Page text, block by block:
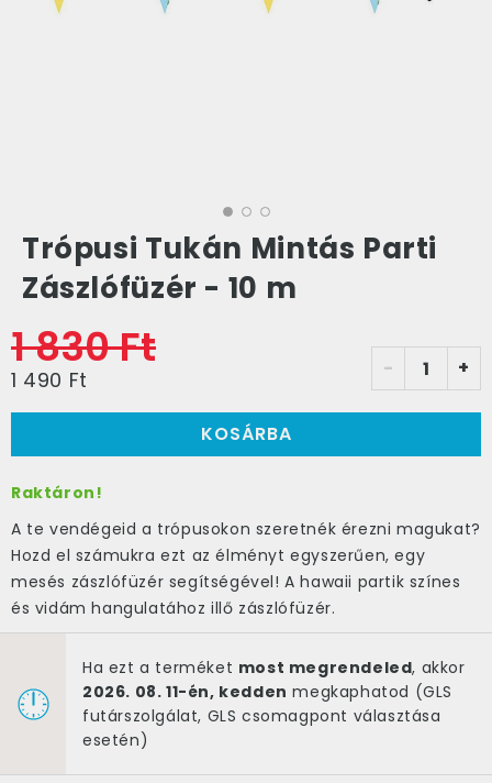
Trópusi Tukán Mintás Parti
Zászlófüzér - 10 m
1 830 Ft
1 490 Ft - +
KOSÁRBA
Raktáron!
A te vendégeid a trópusokon szeretnék érezni magukat?
Hozd el számukra ezt az élményt egyszerűen, egy
mesés zászlófüzér segítségével! A hawaii partik színes
és vidám hangulatához illő zászlófüzér.
Ha ezt a terméket most megrendeled, akkor
2026. 08. 11-én, kedden megkaphatod (GLS
futárszolgálat, GLS csomagpont választása
esetén)